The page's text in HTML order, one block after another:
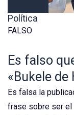
Política
FALSO
Es falso
«Bukele de
Es falsa la
frase sobre ser el